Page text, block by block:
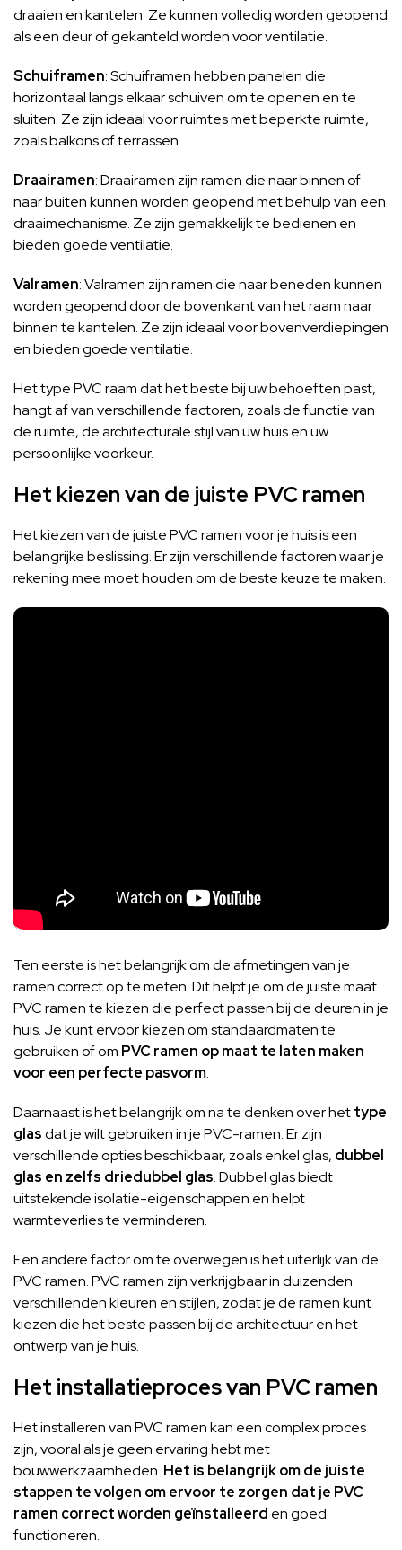
draaien en kantelen. Ze kunnen volledig worden geopend
als een deur of gekanteld worden voor ventilatie.
Schuiframen: Schuiframen hebben panelen die
horizontaal langs elkaar schuiven om te openen en te
sluiten. Ze zijn ideaal voor ruimtes met beperkte ruimte,
zoals balkons of terrassen.
Draairamen: Draairamen zijn ramen die naar binnen of
naar buiten kunnen worden geopend met behulp van een
draaimechanisme. Ze zijn gemakkelijk te bedienen en
bieden goede ventilatie.
Valramen: Valramen zijn ramen die naar beneden kunnen
worden geopend door de bovenkant van het raam naar
binnen te kantelen. Ze zijn ideaal voor bovenverdiepingen
en bieden goede ventilatie.
Het typePVC raamdat het beste bij uw behoeften past,
hangt af van verschillende factoren, zoals de functie van
de ruimte, de architecturale stijl van uw huis en uw
persoonlijke voorkeur.
Het kiezen van de juiste PVC ramen
Het kiezen van de juiste PVC ramen voor je huis is een
belangrijke beslissing. Er zijn verschillende factoren waar je
rekening mee moet houden om de beste keuze te maken.
Ten eerste is het belangrijk om de afmetingen van je
ramen correct op te meten. Dit helpt je om de juiste maat
PVC ramen te kiezen die perfect passen bij de deuren in je
huis. Je kunt ervoor kiezen om standaardmaten te
gebruiken of om PVC ramen op maat te laten maken
voor een perfecte pasvorm.
Daarnaast is het belangrijk om na te denken over hettype
glasdat je wilt gebruiken in je PVC-ramen. Er zijn
verschillende opties beschikbaar, zoals enkel glas, dubbel
glas en zelfs driedubbel glas. Dubbel glas biedt
uitstekende isolatie-eigenschappen en helpt
warmteverlies te verminderen.
Een andere factor om te overwegen is het uiterlijk van de
PVC ramen. PVC ramen zijn verkrijgbaar in duizenden
verschillenden kleuren en stijlen, zodat je de ramen kunt
kiezen die het beste passen bij de architectuur en het
ontwerp van je huis.
Het installatieproces van PVC ramen
Het installeren van PVC ramen kan een complex proces
zijn, vooral als je geen ervaring hebt met
bouwwerkzaamheden. Het is belangrijk om de juiste
stappen te volgen om ervoor te zorgen dat je PVC
ramen correct worden geïnstalleerd en goed
functioneren.